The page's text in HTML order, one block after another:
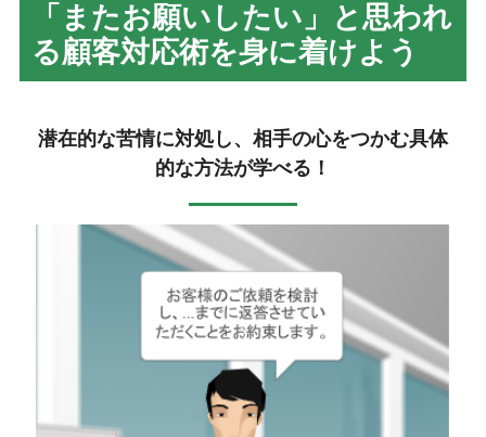
「またお願いしたい」と思われ
る顧客対応術を身に着けよう
潜在的な苦情に対処し、相手の心をつかむ具体
的な方法が学べる！